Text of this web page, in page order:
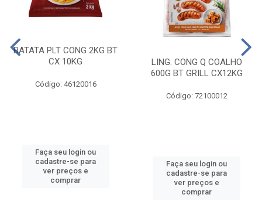
BATATA PLT CONG 2KG BT
CX 10KG
Código: 46120016
Faça seu login ou
cadastre-se para
ver preços e
comprar
LING. CONG Q COALHO
600G BT GRILL CX12KG
Código: 72100012
Faça seu login ou
cadastre-se para
ver preços e
comprar